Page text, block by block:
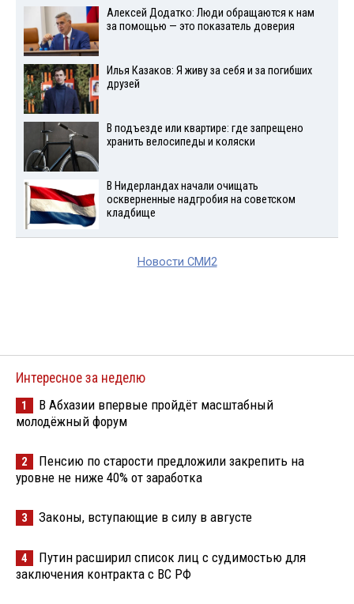
Алексей Додатко: Люди обращаются к нам
за помощью — это показатель доверия
Илья Казаков: Я живу за себя и за погибших
друзей
В подъезде или квартире: где запрещено
хранить велосипеды и коляски
В Нидерландах начали очищать
оскверненные надгробия на советском
кладбище
Новости СМИ2
Интересное за неделю
1
В Абхазии впервые пройдёт масштабный
молодёжный форум
2
Пенсию по старости предложили закрепить на
уровне не ниже 40% от заработка
3 Законы, вступающие в силу в августе
4
Путин расширил список лиц с судимостью для
заключения контракта с ВС РФ